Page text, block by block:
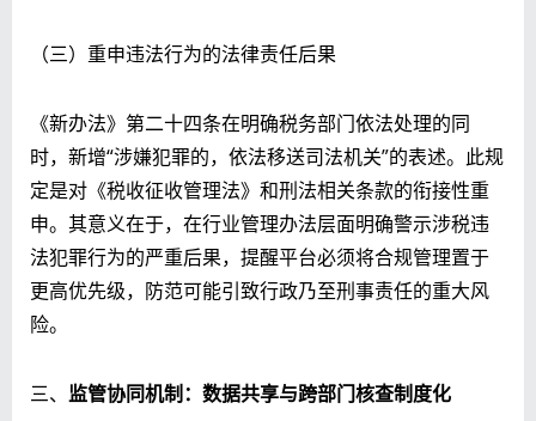
（三）重申违法行为的法律责任后果
《新办法》第二十四条在明确税务部门依法处理的同
时，新增“涉嫌犯罪的，依法移送司法机关”的表述。此规
定是对《税收征收管理法》和刑法相关条款的衔接性重
申。其意义在于，在行业管理办法层面明确警示涉税违
法犯罪行为的严重后果，提醒平台必须将合规管理置于
更高优先级，防范可能引致行政乃至刑事责任的重大风
险。
三、 监管协同机制：数据共享与跨部门核查制度化